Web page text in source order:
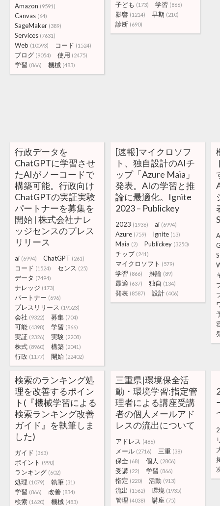
Amazon (9591)
Canvas (64)
SageMaker (389)
Services (7631)
Web (10593) コード (1524)
ブログ (9054) 使用 (2475)
学習 (866) 機械 (483)
子ども (173) 学習 (866)
影響 (1214) 早期 (210)
診断 (690)
行政データを
ChatGPTに学習させ
たAIがノーコードで
構築可能。行政向け
ChatGPTの実証実験
パートナーを募集を
開始 | 株式会社ナレ
ッジセンスのプレス
リリース
ai (6994) ChatGPT (261)
コード (1524) センス (25)
データ (7494)
ナレッジ (173)
パートナー (696)
プレスリリース (19523)
会社 (9322) 募集 (704)
可能 (4398) 学習 (866)
実証 (2326) 実験 (2208)
株式 (8960) 構築 (2041)
行政 (1177) 開始 (22402)
[速報]マイクロソフ
ト、独自設計のAIチ
ップ「Azure Maia」
発表。AIの学習と推
論に最適化。Ignite
2023 – Publickey
2023 (1936) ai (6994)
Azure (759) Ignite (13)
Maia (2) Publickey (3250)
チップ (241)
マイクロソフト (579)
学習 (866) 推論 (89)
最適 (637) 独自 (134)
発表 (8587) 設計 (406)
検索のランキング処
理を改善するポイン
ト(『機械学習による
検索ランキング改善
ガイド』を執筆しま
した)
ガイド (363)
ポイント (990)
ランキング (602)
処理 (1079) 執筆 (31)
学習 (866) 改善 (834)
検索 (1620) 機械 (483)
三重県|環境保全活
動・環境学習:指定管
理者による講座受講
者の個人メールアド
レスの流出について
アドレス (486)
メール (2716) 三重 (38)
保全 (68) 個人 (2806)
受講 (22) 学習 (866)
指定 (220) 活動 (913)
流出 (1562) 環境 (1935)
管理 (4038) 講座 (75)